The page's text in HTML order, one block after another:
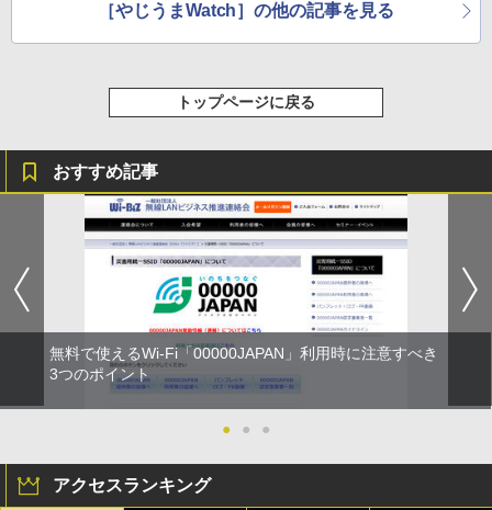
［やじうまWatch］の他の記事を見る
トップページに戻る
おすすめ記事
無料で使えるWi-Fi「00000JAPAN」利用時に注意すべき
3つのポイント
● ● ●
アクセスランキング